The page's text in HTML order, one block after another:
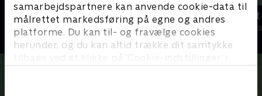
samarbejdspartnere kan anvende cookie-data til
målrettet markedsføring på egne og andres
platforme. Du kan til- og fravælge cookies
herunder, og du kan altid trække dit samtykke
tilbage ved at klikke på ’Cookie-indstillinger’ i
Happy fucking Pride
Drama • 1 sæsoner
Fake Patient
Drama • 1